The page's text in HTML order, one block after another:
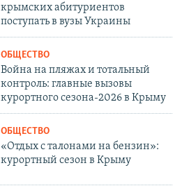
крымских абитуриентов
поступать в вузы Украины
ОБЩЕСТВО
Война на пляжах и тотальный
контроль: главные вызовы
курортного сезона-2026 в Крыму
ОБЩЕСТВО
«Отдых с талонами на бензин»:
курортный сезон в Крыму